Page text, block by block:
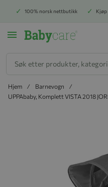
100% norsk nettbutikk Kjøp
Hjem
Barnevogn
UPPAbaby, Komplett VISTA 2018
Hopp til slutten av